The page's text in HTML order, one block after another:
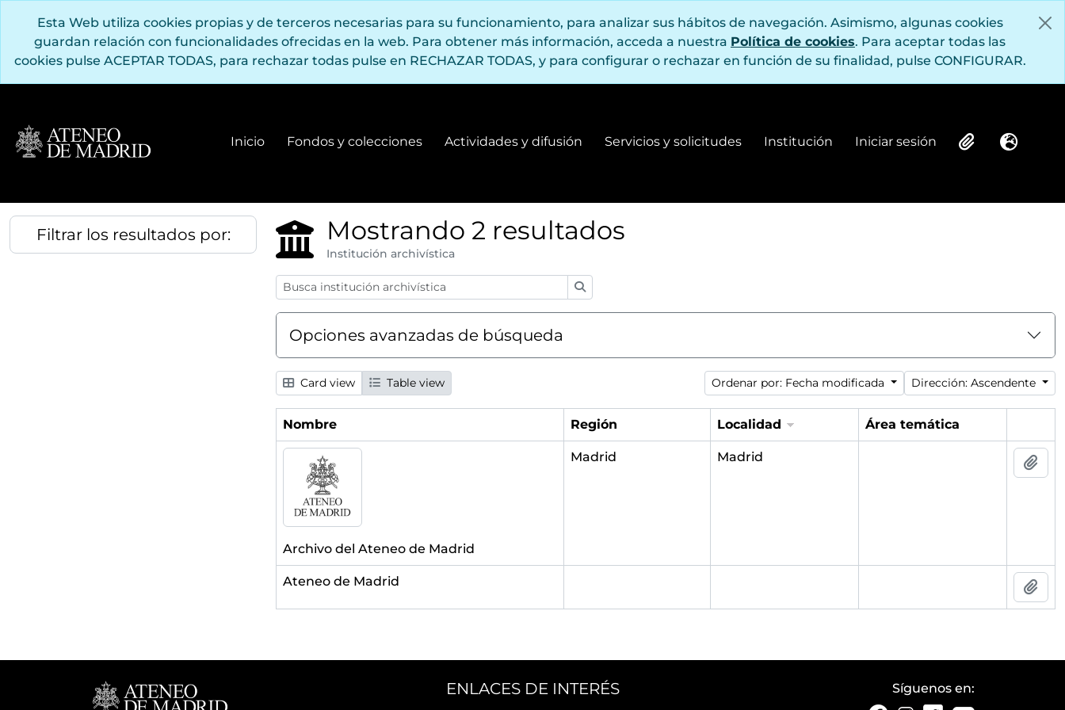
Esta Web utiliza cookies propias y de terceros necesarias para su funcionamiento, para analizar sus hábitos de navegación. Asimismo, algunas cookies
guardan relación con funcionalidades ofrecidas en la web. Para obtener más información, acceda a nuestra Política de cookies. Para aceptar todas las
cookies pulse ACEPTAR TODAS, para rechazar todas pulse en RECHAZAR TODAS, y para configurar o rechazar en función de su finalidad, pulse CONFIGURAR.
Inicio Fondos y colecciones
Fondos y colecciones
Actividades y difusión
Actividades y difusión
Servicios y solicitudes Institución
Institución
Iniciar sesión
Iniciar sesión ClipboardIdioma
Filtrar los resultados por: Mostrando 2 resultados
Institución archivística
Opciones avanzadas de búsqueda
Card view Table view Ordenar por: Fecha modificada Dirección: Ascendente
Nombre Región Localidad
Área temática
Archivo del Ateneo de Madrid
Madrid Madrid
Ateneo de Madrid
ENLACES DE INTERÉS Síguenos en: